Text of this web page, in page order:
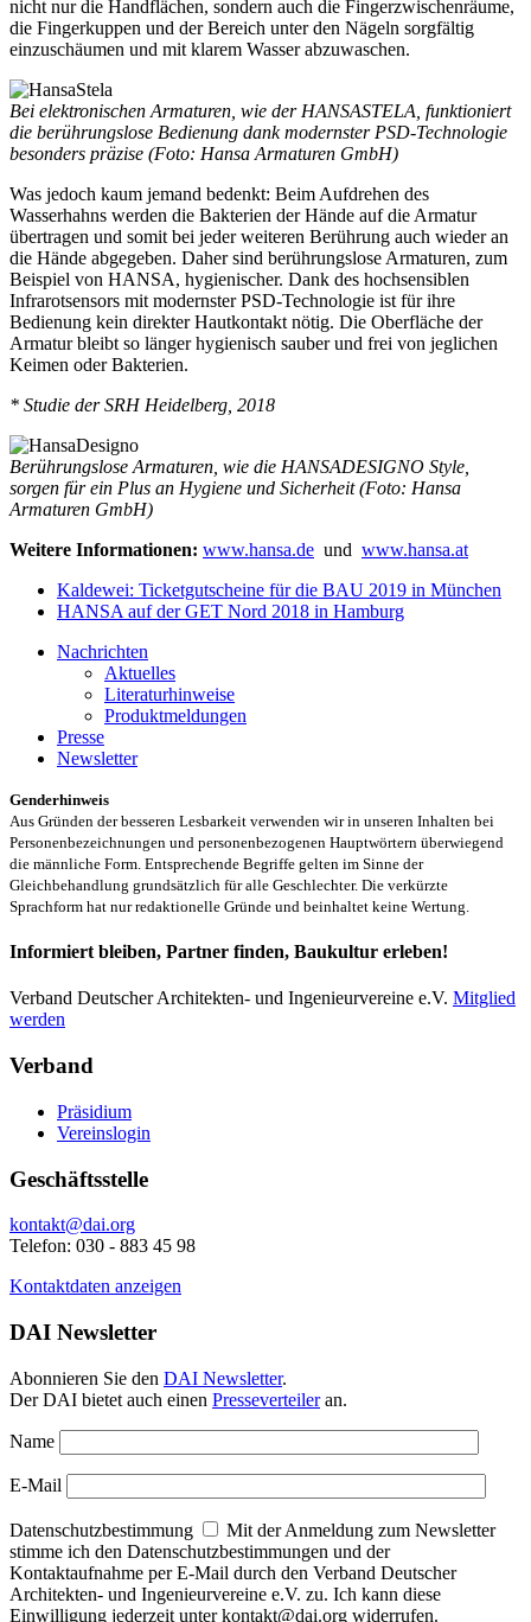
nicht nur die Handflächen, sondern auch die Fingerzwischenräume,
die Fingerkuppen und der Bereich unter den Nägeln sorgfältig
einzuschäumen und mit klarem Wasser abzuwaschen.
Bei elektronischen Armaturen, wie der HANSASTELA, funktioniert
die berührungslose Bedienung dank modernster PSD-Technologie
besonders präzise (Foto: Hansa Armaturen GmbH)
Was jedoch kaum jemand bedenkt: Beim Aufdrehen des
Wasserhahns werden die Bakterien der Hände auf die Armatur
übertragen und somit bei jeder weiteren Berührung auch wieder an
die Hände abgegeben. Daher sind berührungslose Armaturen, zum
Beispiel von HANSA, hygienischer. Dank des hochsensiblen
Infrarotsensors mit modernster PSD-Technologie ist für ihre
Bedienung kein direkter Hautkontakt nötig. Die Oberfläche der
Armatur bleibt so länger hygienisch sauber und frei von jeglichen
Keimen oder Bakterien.
* Studie der SRH Heidelberg, 2018
Berührungslose Armaturen, wie die HANSADESIGNO Style,
sorgen für ein Plus an Hygiene und Sicherheit (Foto: Hansa
Armaturen GmbH)
Weitere Informationen: www.hansa.de und www.hansa.at
Kaldewei: Ticketgutscheine für die BAU 2019 in München
HANSA auf der GET Nord 2018 in Hamburg
Nachrichten
Aktuelles
Literaturhinweise
Produktmeldungen
Presse
Newsletter
Genderhinweis
Aus Gründen der besseren Lesbarkeit verwenden wir in unseren Inhalten bei
Personenbezeichnungen und personenbezogenen Hauptwörtern überwiegend
die männliche Form. Entsprechende Begriffe gelten im Sinne der
Gleichbehandlung grundsätzlich für alle Geschlechter. Die verkürzte
Sprachform hat nur redaktionelle Gründe und beinhaltet keine Wertung.
Informiert bleiben, Partner finden, Baukultur erleben!
Verband Deutscher Architekten- und Ingenieurvereine e.V. Mitglied
werden
Verband
Präsidium
Vereinslogin
Geschäftsstelle
kontakt@dai.org
Telefon: 030 - 883 45 98
Kontaktdaten anzeigen
DAI Newsletter
Abonnieren Sie den DAI Newsletter.
Der DAI bietet auch einen Presseverteileran.
Name
E-Mail
Datenschutzbestimmung
Mit der Anmeldung zum Newsletter
stimme ich den Datenschutzbestimmungen und der
Kontaktaufnahme per E-Mail durch den Verband Deutscher
Architekten- und Ingenieurvereine e.V. zu. Ich kann diese
Einwilligung jederzeit unter kontakt@dai.org widerrufen.